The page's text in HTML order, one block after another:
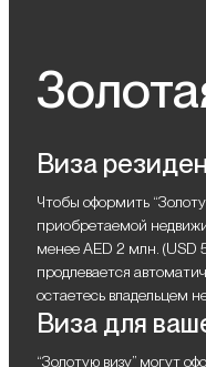
Виза
Чтобы оформить
приобретаемой
менее AED 2 млн. (USD
продлевается
остаетесь владельцем
Виза для
“Золотую визу” могут